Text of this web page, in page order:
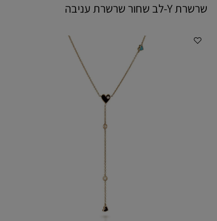
שרשרת Y-לב שחור שרשרת עניבה